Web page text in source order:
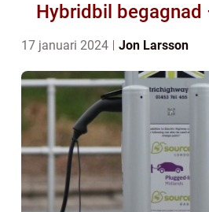
Hybridbil begagnad
17 januari 2024 Jon Larsson